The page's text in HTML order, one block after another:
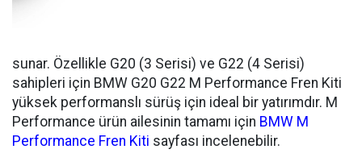
sunar. Özellikle G20 (3 Serisi) ve G22 (4 Serisi)
sahipleri için BMW G20 G22 M Performance Fren Kiti
yüksek performanslı sürüş için ideal bir yatırımdır. M
Performance ürün ailesinin tamamı için BMW M
Performance Fren Kiti sayfası incelenebilir.